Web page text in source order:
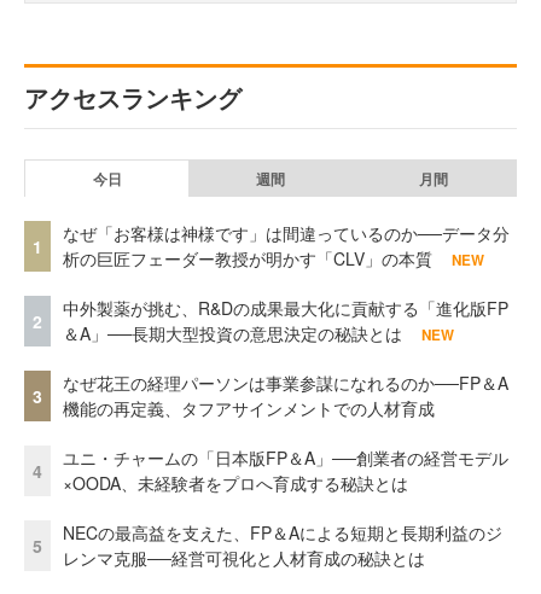
アクセスランキング
今日 週間 月間
1
なぜ「お客様は神様です」は間違っているのか──データ分
析の巨匠フェーダー教授が明かす「CLV」の本質
NEW
2
中外製薬が挑む、R&Dの成果最大化に貢献する「進化版FP
＆A」──長期大型投資の意思決定の秘訣とは
NEW
3
なぜ花王の経理パーソンは事業参謀になれるのか──FP＆A
機能の再定義、タフアサインメントでの人材育成
4
ユニ・チャームの「日本版FP＆A」──創業者の経営モデル
×OODA、未経験者をプロへ育成する秘訣とは
5
NECの最高益を支えた、FP＆Aによる短期と長期利益のジ
レンマ克服──経営可視化と人材育成の秘訣とは